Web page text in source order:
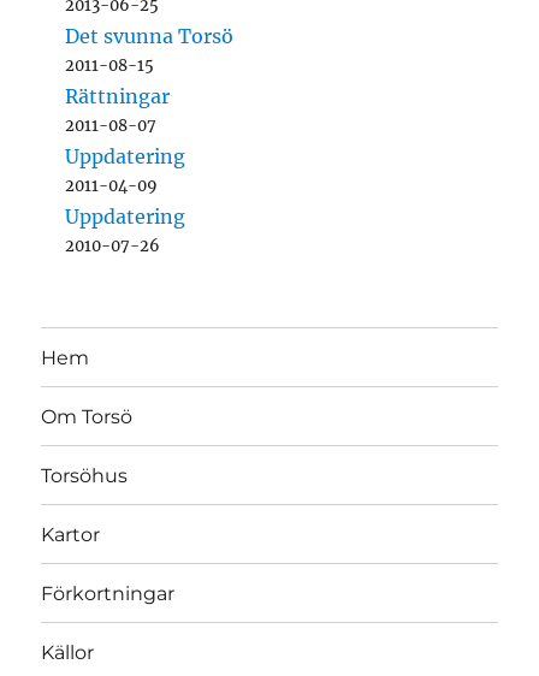
2013-06-25
Det svunna Torsö
2011-08-15
Rättningar
2011-08-07
Uppdatering
2011-04-09
Uppdatering
2010-07-26
Hem
Om Torsö
Torsöhus
Kartor
Förkortningar
Källor